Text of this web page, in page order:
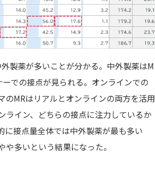
製薬が多いことが分かる。中外製薬はM
での接点が見られる。オンラインでの
MRはリアルとオンラインの両方を活用
ライン、どちらの接点に注力しているか
に接点量全体では中外製薬が最も多い
多いという結果になった。